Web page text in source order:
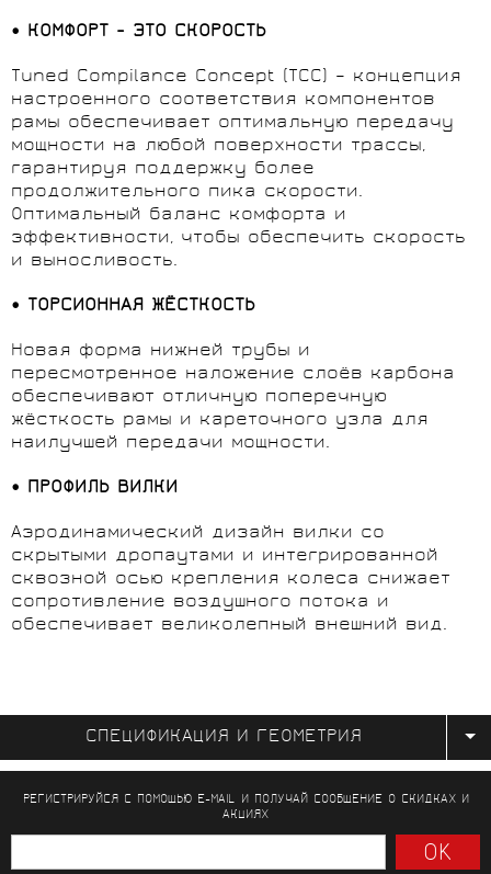
• КОМФОРТ - ЭТО СКОРОСТЬ
Tuned Compilance Concept (TCC) – концепция
настроенного соответствия компонентов
рамы обеспечивает оптимальную передачу
мощности на любой поверхности трассы,
гарантируя поддержку более
продолжительного пика скорости.
Оптимальный баланс комфорта и
эффективности, чтобы обеспечить скорость
и выносливость.
• ТОРСИОННАЯ ЖЁСТКОСТЬ
Новая форма нижней трубы и
пересмотренное наложение слоёв карбона
обеспечивают отличную поперечную
жёсткость рамы и кареточного узла для
наилучшей передачи мощности.
• ПРОФИЛЬ ВИЛКИ
Аэродинамический дизайн вилки со
скрытыми дропаутами и интегрированной
сквозной осью крепления колеса снижает
сопротивление воздушного потока и
обеспечивает великолепный внешний вид.
СПЕЦИФИКАЦИЯ И ГЕОМЕТРИЯ
РЕГИСТРИРУЙСЯ С ПОМОЩЬЮ E-MAIL И ПОЛУЧАЙ СООБЩЕНИЕО СКИДКАХ И
АКЦИЯХ